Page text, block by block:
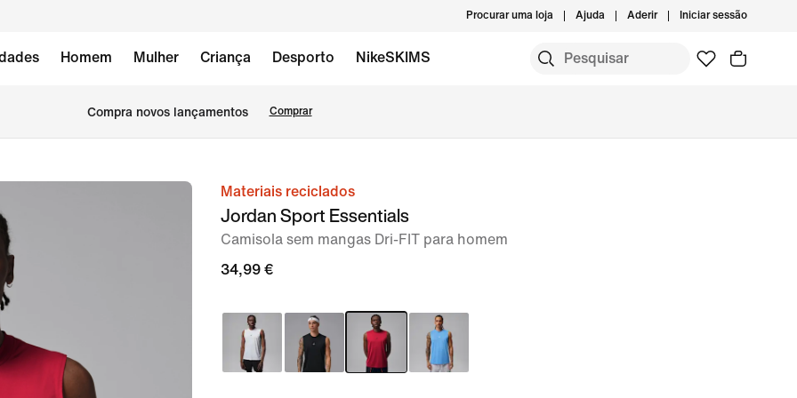
Procurar uma loja Ajuda Aderir Iniciar sessão
Homem Mulher Criança Desporto NikeSKIMS
Compra novos lançamentos Comprar
imagemMateriais reciclados
Jordan Sport Essentials
Camisola sem mangas Dri-FIT para homem
34,99 €